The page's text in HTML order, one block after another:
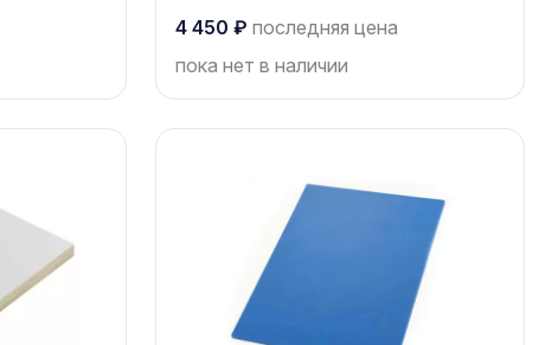
4 450 ₽ последняя цена
пока нет в наличии